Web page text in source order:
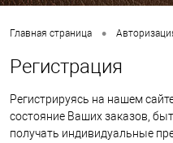
Главная страница •
Регистрация
Регистрируясь на нашем
состояние Ваших заказов,
получать индивидуальные